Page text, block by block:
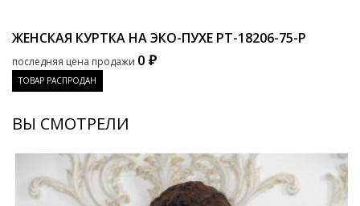
ЖЕНСКАЯ КУРТКА НА ЭКО-ПУХЕ PT-18206-75-P
последняя цена продажи 0 ₽
ТОВАР РАСПРОДАН
ВЫ СМОТРЕЛИ